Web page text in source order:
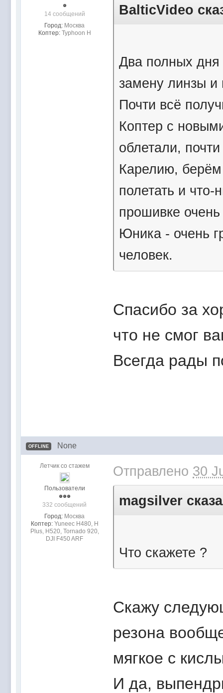
14 сообщений
Город: Москва
Коптер: Typhoon H
BalticVideo
Два полных
замену линзы и
Почти всё
Коптер с
облетали,
Карелию, берём
полетать и
прошивке
Юника - очень
человек.
Спасибо за
что не смог
Всегда рады
OFFLINE None
Летчик со стажем
Пользователи
332 сообщений
Город: Mocквa
Коптер: Yuneec H480, H
Plus, H520, Tornado 920,
DJI F450 ARF
Отправлено 30
magsilver
Что скажете ?
Скажу
резона
мягкое с
И да,